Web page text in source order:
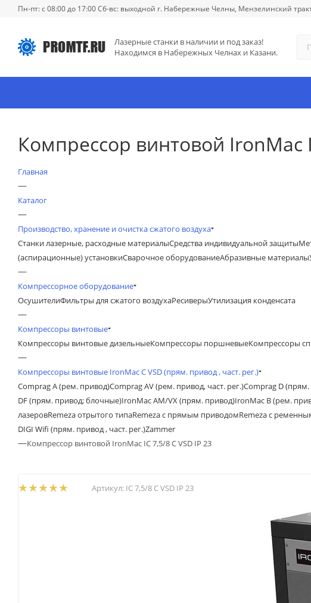
Пн-пт: с 08:00 до 17:00 Сб-вс: выходной г. Набережные Челны, Мензелинский
Лазерные станки в наличии и под заказ!
Находимся в Набережных Челнах и Казани.
Компрессор винтовой IronMac
Главная
—
Каталог
—
Производство, хранение и очистка сжатого воздуха
Станки лазерные, расходные материалыСредства индивидуальной защиты
(аспирационные) установкиСварочное оборудованиеАбразивные материалы
—
Компрессорное оборудование
ОсушителиФильтры для сжатого воздухаРесиверыУтилизация конденсата
—
Компрессоры винтовые
Компрессоры винтовые дизельныеКомпрессоры поршневыеКомпрессоры
—
Компрессоры винтовые IronMac C VSD (прям. привод , част. рег.)
Comprag A (рем. привод)Comprag AV (рем. привод, част. рег.)Comprag D
DF (прям. привод; блочные)IronMac AM/VX (прям. привод)IronMac B (рем.
лазеровRemeza отрытого типаRemeza с прямым приводомRemeza с
DIGI Wifi (прям. привод , част. рег.)Zammer
—Компрессор винтовой IronMac IC 7,5/8 C VSD IP 23
Артикул: IC 7,5/8 C VSD IP 23